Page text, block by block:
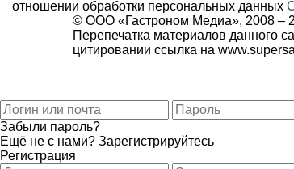
отношении обработки персональных данных
© ООО «Гастроном Медиа», 2008 –
Перепечатка материалов данного
цитировании ссылка на
Забыли пароль?
Ещё не с нами? Зарегистрируйтесь
Регистрация